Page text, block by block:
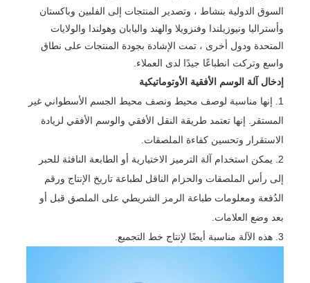
السوق الدولية بنشاط ، وتصدير المنتجات إلى الفلبين وباكستان
وأستراليا ونيوزيلندا وفنزويلا والهند واليابان وهولندا والولايات
المتحدة ودول أخرى ، تمت الإشادة بجودة المنتجات على نطاق
واسع وتركت انطباعًا جيدًا لدى العملاء.
إدخال آلة الوسم الأفقية الأوتوماتيكية
1. إنها مناسبة لوصف محيط ونصف محيط الجسم الأسطواني غير
المستقر. إنها تعتمد طريقة النقل الأفقي والوسم الأفقي لزيادة
الاستقرار وتحسين كفاءة الملصقات.
2. يمكن استخدام آلة الترميز الاختيارية أو الطابعة النافثة للحبر
إلى رأس الملصقات والحزام الناقل لطباعة تاريخ الإنتاج ورقم
الدُفعة ومعلومات طباعة الرمز الشريطي على الملصق قبل أو
بعد وضع العلامات.
3. هذه الآلة مناسبة أيضًا لإنتاج خط التجميع.